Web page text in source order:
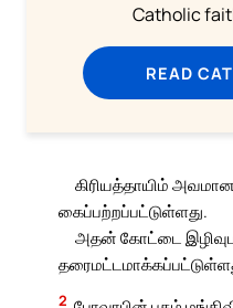
Catholic
READ
கிரியத்தாயிம்
கைப்பற்றப்பட்டுள்ளது.
அதன் கோட்டை
2